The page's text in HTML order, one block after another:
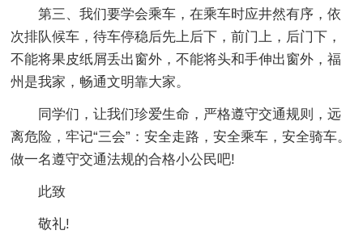
第三、我们要学会乘车，在乘车时应井然有序，依
次排队候车，待车停稳后先上后下，前门上，后门下，
不能将果皮纸屑丢出窗外，不能将头和手伸出窗外，福
州是我家，畅通文明靠大家。
同学们，让我们珍爱生命，严格遵守交通规则，远
离危险，牢记“三会”：安全走路，安全乘车，安全骑车。
做一名遵守交通法规的合格小公民吧!
此致
敬礼!